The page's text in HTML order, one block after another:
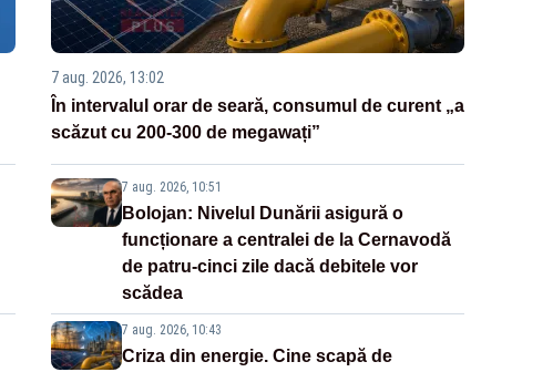
7 aug. 2026, 13:02
În intervalul orar de seară, consumul de curent „a
scăzut cu 200-300 de megawați”
7 aug. 2026, 10:51
Bolojan: Nivelul Dunării asigură o
funcționare a centralei de la Cernavodă
de patru-cinci zile dacă debitele vor
scădea
7 aug. 2026, 10:43
Criza din energie. Cine scapă de